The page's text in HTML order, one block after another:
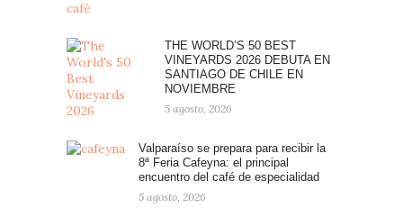
THE WORLD’S 50 BEST
VINEYARDS 2026 DEBUTA EN
SANTIAGO DE CHILE EN
NOVIEMBRE
5 agosto, 2026
Valparaíso se prepara para recibir la
8ª Feria Cafeyna: el principal
encuentro del café de especialidad
5 agosto, 2026